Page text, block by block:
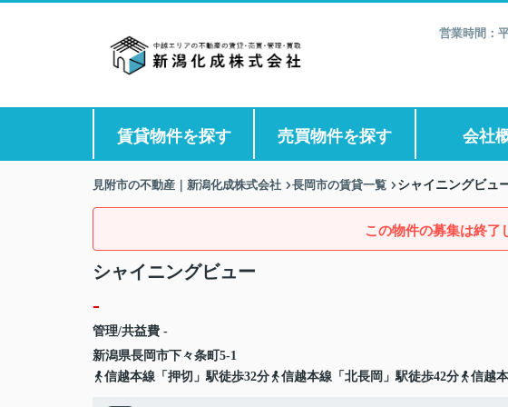
営業時間：
賃貸物件を探す 売買物件を探す 会社
見附市の不動産｜新潟化成株式会社 長岡市の賃貸一覧 シャイニングビュ
この物件の募集は終了
シャイニングビュー
-
管理/共益費 -
新潟県長岡市下々条町 5-1
信越本線「押切」駅徒歩32分
信越本線「北長岡」駅徒歩42分 信越